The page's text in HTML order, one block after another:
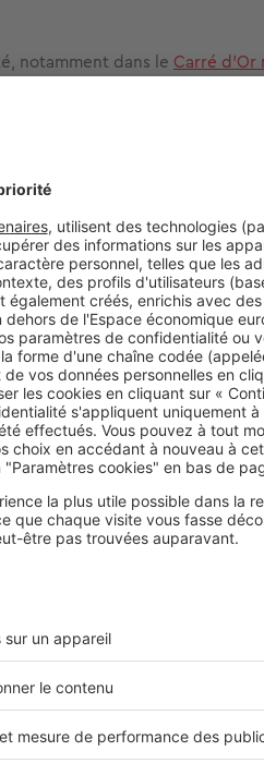
notamment dans le Carré d’Or
les produits d’exception. »
une
et continuent de
de Nice. Pour de
grand nombre d’entre eux
un bien immobilier ».
4,6 % de hausse sur 1
atteindre 4 877 €/m².
Marseille, en termes de prix
de l’autre. En effet, alors
de son poids
les plus chères à l’achat
confondus) vont de 2 115
du Mont-Boron en passant par
quartier Rimiez, 5 209 €/m² à